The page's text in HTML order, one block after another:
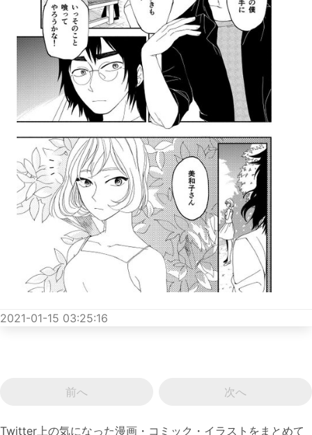
2021-01-15 03:25:16
前へ 次へ
Twitter上の気になった漫画・コミック・イラストをまとめて